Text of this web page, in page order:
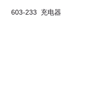
603-233 充电器